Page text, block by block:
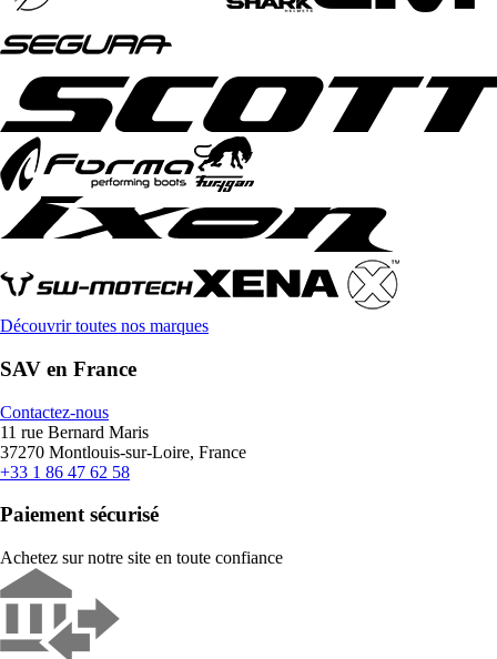
Découvrir toutes nos marques
SAV en France
Contactez-nous
11 rue Bernard Maris
37270 Montlouis-sur-Loire, France
+33 1 86 47 62 58
Paiement sécurisé
Achetez sur notre site en toute confiance